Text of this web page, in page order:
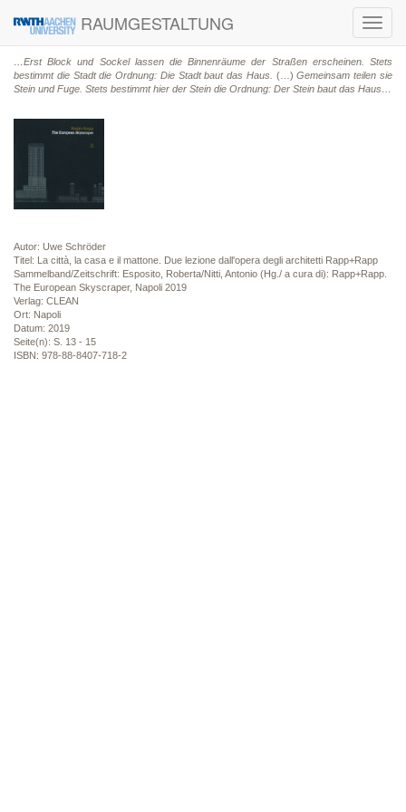
RAUMGESTALTUNG
…Erst Block und Sockel lassen die Binnenräume der Straßen erscheinen. Stets
bestimmt die Stadt die Ordnung: Die Stadt baut das Haus. (…)Gemeinsam teilen sie
Stein und Fuge. Stets bestimmt hier der Stein die Ordnung: Der Stein baut das Haus…
Autor: Uwe Schröder
Titel: La città, la casa e il mattone. Due lezione dall'opera degli architetti Rapp+Rapp
Sammelband/Zeitschrift: Esposito, Roberta/Nitti, Antonio (Hg./ a cura di): Rapp+Rapp.
The European Skyscraper, Napoli 2019
Verlag: CLEAN
Ort: Napoli
Datum: 2019
Seite(n): S. 13 - 15
ISBN: 978-88-8407-718-2